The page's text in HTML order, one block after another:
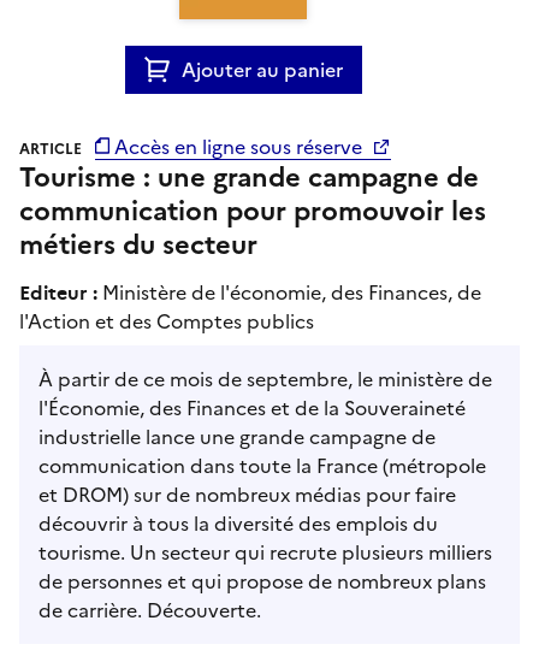
Ajouter au panier
Accès en ligne sous réserve
ARTICLE
Tourisme : une grande campagne de
communication pour promouvoir les
métiers du secteur
Editeur : Ministère de l'économie, des Finances, de
l'Action et des Comptes publics
À partir de ce mois de septembre, le ministère de
l'Économie, des Finances et de la Souveraineté
industrielle lance une grande campagne de
communication dans toute la France (métropole
et DROM) sur de nombreux médias pour faire
découvrir à tous la diversité des emplois du
tourisme. Un secteur qui recrute plusieurs milliers
de personnes et qui propose de nombreux plans
de carrière. Découverte.